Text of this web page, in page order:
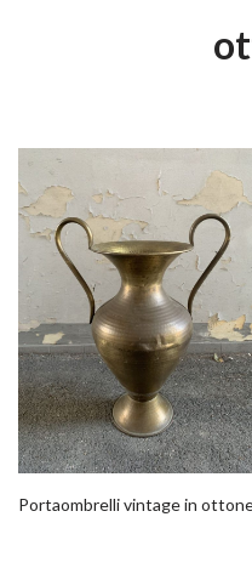
Portaombrelli vintage in